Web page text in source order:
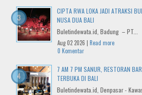
CIPTA RWA LOKA JADI ATRAKSI
NUSA DUA BALI
Buletindewata.id, Badung – PT...
Aug 02 2026 | Read more
0 Komentar
7 AM 7 PM SANUR, RESTORAN
TERBUKA DI BALI
Buletindewata.id, Denpasar -